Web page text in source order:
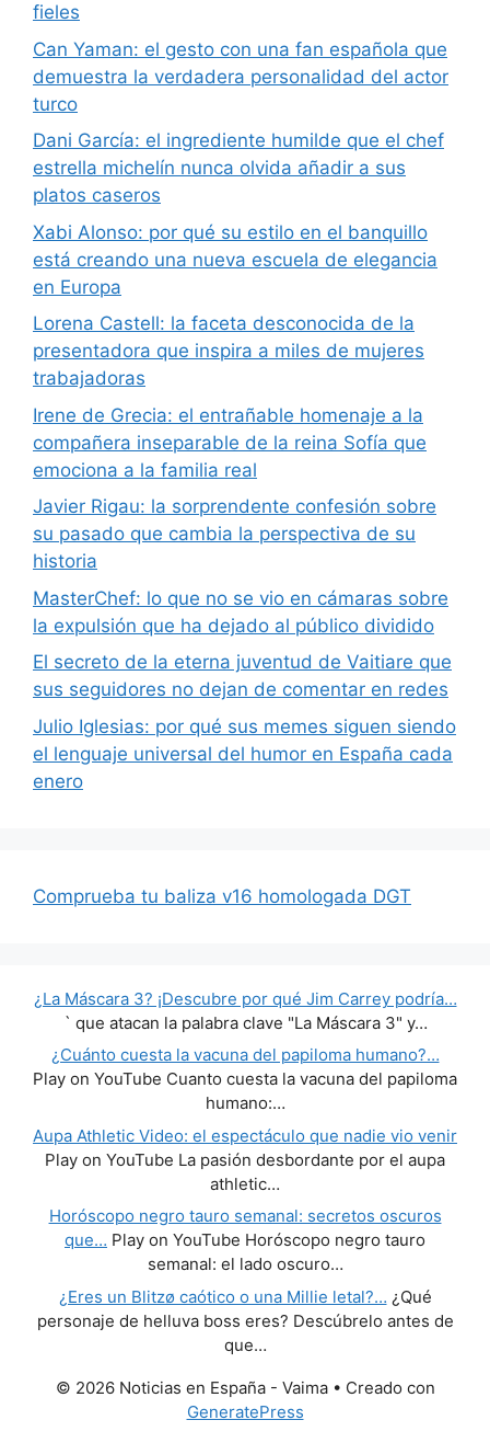
fieles
Can Yaman: el gesto con una fan española que
demuestra la verdadera personalidad del actor
turco
Dani García: el ingrediente humilde que el chef
estrella michelín nunca olvida añadir a sus
platos caseros
Xabi Alonso: por qué su estilo en el banquillo
está creando una nueva escuela de elegancia
en Europa
Lorena Castell: la faceta desconocida de la
presentadora que inspira a miles de mujeres
trabajadoras
Irene de Grecia: el entrañable homenaje a la
compañera inseparable de la reina Sofía que
emociona a la familia real
Javier Rigau: la sorprendente confesión sobre
su pasado que cambia la perspectiva de su
historia
MasterChef: lo que no se vio en cámaras sobre
la expulsión que ha dejado al público dividido
El secreto de la eterna juventud de Vaitiare que
sus seguidores no dejan de comentar en redes
Julio Iglesias: por qué sus memes siguen siendo
el lenguaje universal del humor en España cada
enero
Comprueba tu baliza v16 homologada DGT
¿La Máscara 3? ¡Descubre por qué Jim Carrey podría…
` que atacan la palabra clave "La Máscara 3" y…
¿Cuánto cuesta la vacuna del papiloma humano?…
Play on YouTube Cuanto cuesta la vacuna del papiloma
humano:…
Aupa Athletic Video: el espectáculo que nadie vio venir
Play on YouTube La pasión desbordante por el aupa
athletic…
Horóscopo negro tauro semanal: secretos oscuros
que… Play on YouTube Horóscopo negro tauro
semanal: el lado oscuro…
¿Eres un Blitzø caótico o una Millie letal?… ¿Qué
personaje de helluva boss eres? Descúbrelo antes de
que…
© 2026 Noticias en España - Vaima• Creado con
GeneratePress